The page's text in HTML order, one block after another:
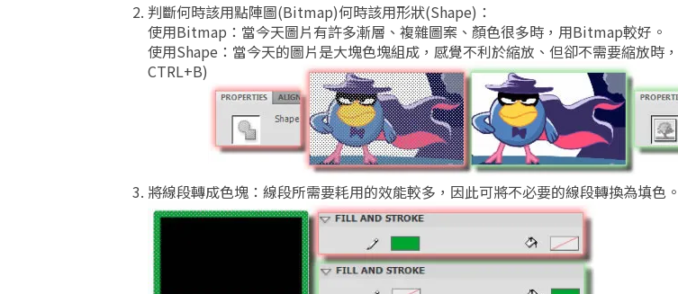
判斷何時該用點陣圖(Bitmap)何時該用形狀(Shape)：
使用Bitmap：當今天圖片有許多漸層、複雜圖案、顏色很多時，用Bitmap較好。
使用Shape：當今天的圖片是大塊色塊組成，感覺不利於縮放、但卻不需要縮放時
CTRL+B)
將線段轉成色塊：線段所需要耗用的效能較多，因此可將不必要的線段轉換為填色